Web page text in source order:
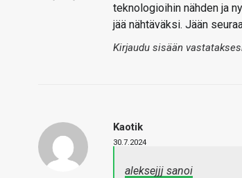
teknologioihin nähden ja
jää nähtäväksi. Jään
Kirjaudu sisään
Kaotik
30.7.2024
aleksejjj sanoi